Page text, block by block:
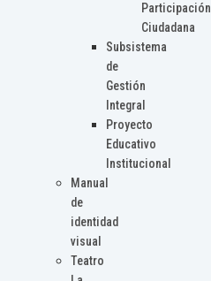
Participación
Ciudadana
Subsistema
de
Gestión
Integral
Proyecto
Educativo
Institucional
Manual
de
identidad
visual
Teatro